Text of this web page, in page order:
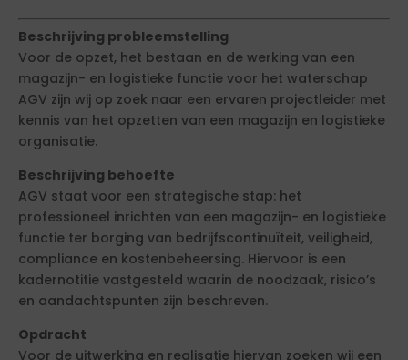
Beschrijving probleemstelling
Voor de opzet, het bestaan en de werking van een
magazijn- en logistieke functie voor het waterschap
AGV zijn wij op zoek naar een ervaren projectleider met
kennis van het opzetten van een magazijn en logistieke
organisatie.
Beschrijving behoefte
AGV staat voor een strategische stap: het
professioneel inrichten van een magazijn- en logistieke
functie ter borging van bedrijfscontinuïteit, veiligheid,
compliance en kostenbeheersing. Hiervoor is een
kadernotitie vastgesteld waarin de noodzaak, risico’s
en aandachtspunten zijn beschreven.
Opdracht
Voor de uitwerking en realisatie hiervan zoeken wij een